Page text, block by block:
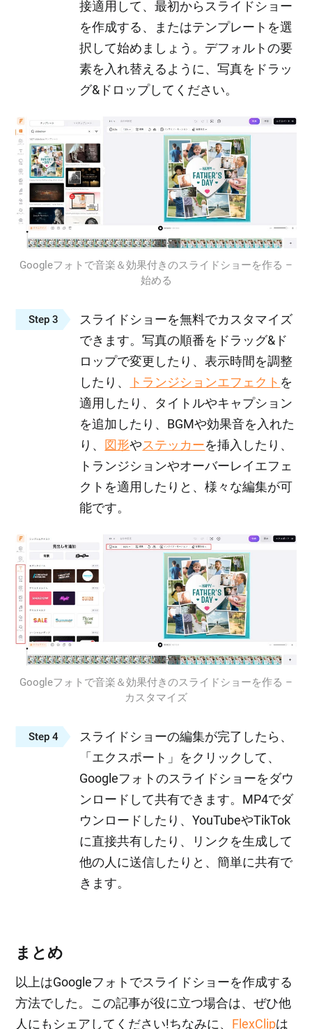
接適用して、最初からスライドショー
を作成する、またはテンプレートを選
択して始めましょう。デフォルトの要
素を入れ替えるように、写真をドラッ
グ&ドロップしてください。
Googleフォトで音楽＆効果付きのスライドショーを作る –
始める
Step 3
スライドショーを無料でカスタマイズ
できます。写真の順番をドラッグ&ド
ロップで変更したり、表示時間を調整
したり、
トランジションエフェクト を
適用したり、タイトルやキャプション
を追加したり、BGMや効果音を入れた
り、 図形やステッカーを挿入したり、
トランジションやオーバーレイエフェ
クトを適用したりと、様々な編集が可
能です。
Googleフォトで音楽＆効果付きのスライドショーを作る –
カスタマイズ
Step 4
スライドショーの編集が完了したら、
「エクスポート」をクリックして、
Googleフォトのスライドショーをダウ
ンロードして共有できます。MP4でダ
ウンロードしたり、YouTubeやTikTok
に直接共有したり、リンクを生成して
他の人に送信したりと、簡単に共有で
きます。
まとめ
以上はGoogleフォトでスライドショーを作成する
方法でした。この記事が役に立つ場合は、ぜひ他
人にもシェアしてください!ちなみに、 FlexClipは